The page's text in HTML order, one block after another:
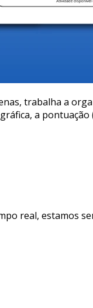
trabalha a
a
real, estamos